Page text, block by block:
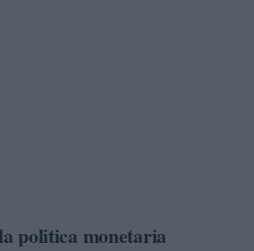
politica monetaria